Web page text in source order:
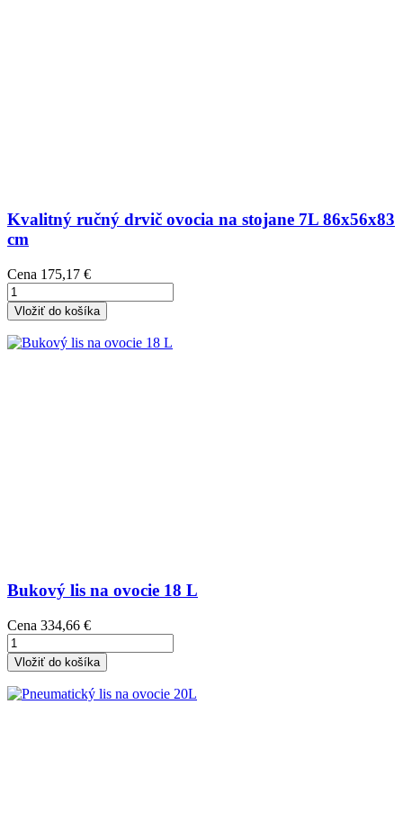
Kvalitný ručný drvič ovocia na stojane 7L 86x56x83
cm
Cena 175,17 €
Vložiť do košíka
Bukový lis na ovocie 18 L
Cena 334,66 €
Vložiť do košíka